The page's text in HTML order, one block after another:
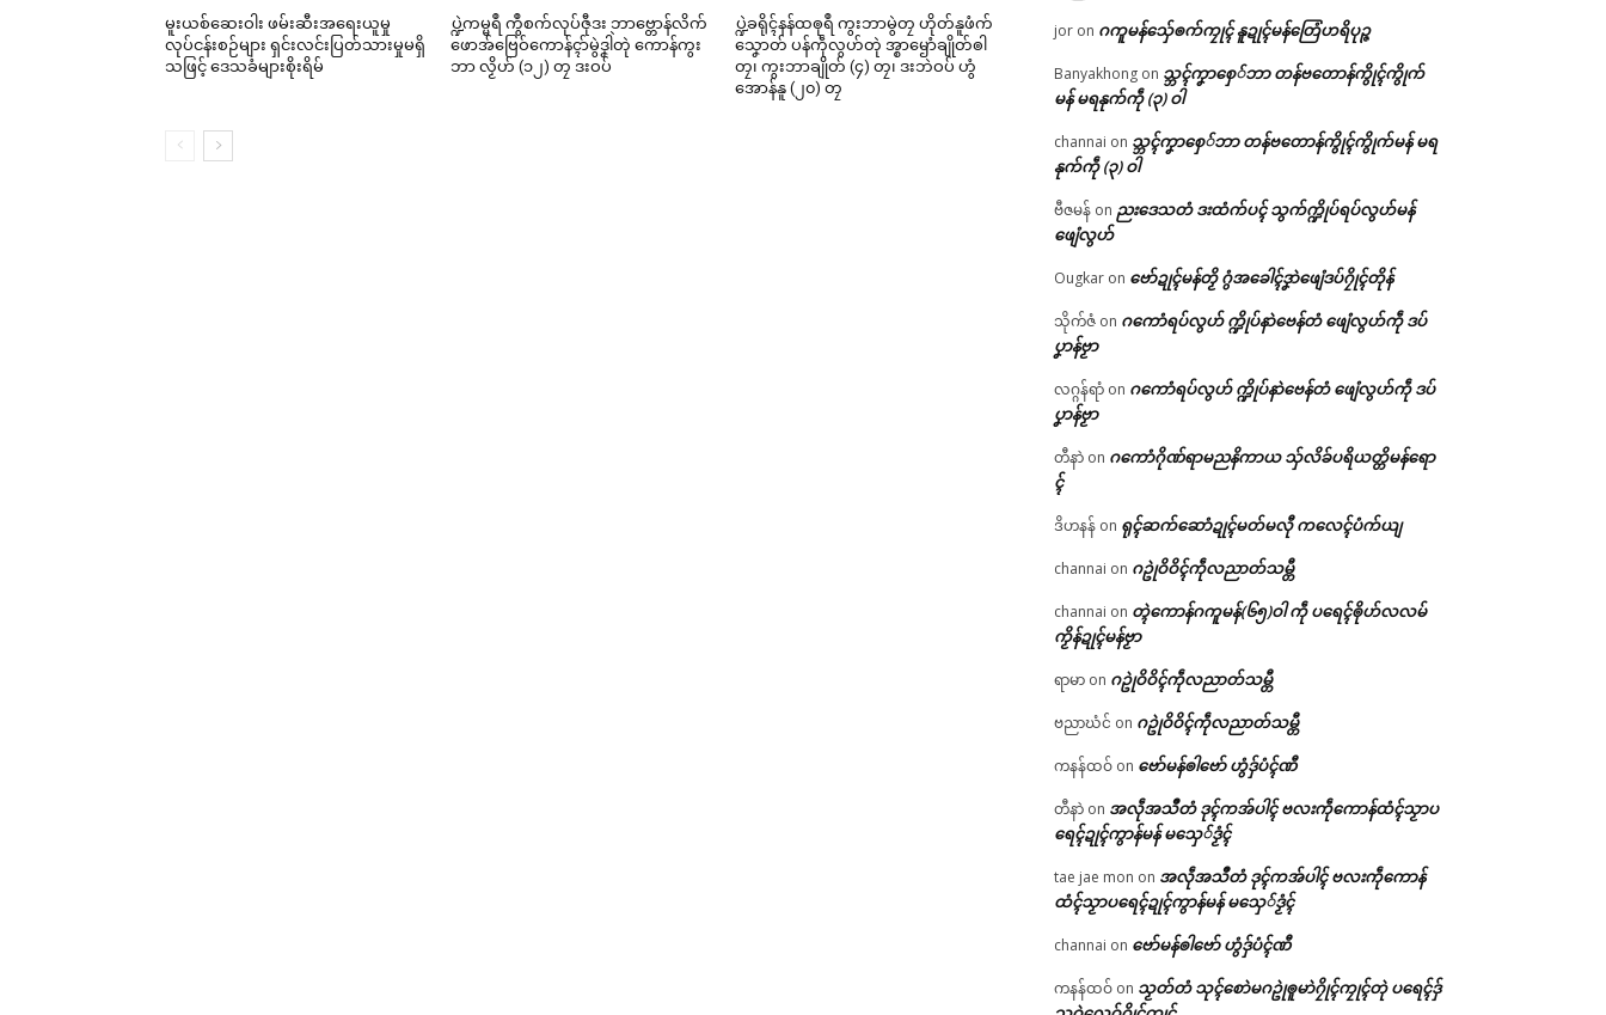
မူးယစ်ဆေးဝါး ဖမ်းဆီးအရေးယူမှု
လုပ်ငန်းစဉ်များ ရှင်းလင်းပြတ်သားမှုမရှိ
သဖြင့် ဒေသခံများစိုးရိမ်
ပ္ဍဲကမ္မရဳ ကွဳစက်လုပ်ဇီုဒး ဘာဗ္တောန်လိက်
ဖောအ်ဗြေဝ်ကောန်ၚာ်မွဲဒၞါဲတုဲ ကောန်ကွး
ဘာ လၟိဟ် (၁၂) တၠ ဒးဝပ်
ပ္ဍဲခရိုၚ်နန်ထၜုရဳ ကွးဘာမွဲတၠ ဟိုတ်နူဖံက်
သၞောတ် ပန်ကဵုလွဟ်တုဲ အ္စာၝောံချိုတ်ၜါ
တၠ၊ ကွးဘာချိုတ် (၄) တၠ၊ ဒးဘဲဝပ် ဟွံ
အောန်နူ (၂၀) တၠ
jor on ဂကူမန်​သှ်ေၜက်ကၠုၚ် နူဍုၚ်မန်တြေံဟရိပုဉ္ဇ
Banyakhong on သ္ဘၚ်ကၞာစှေ်ဘာ တန်ဗတောန်ကွိုၚ်ကွိုက်
မန် မရနုက်ကဵု (၃) ဝါ
channai on သ္ဘၚ်ကၞာစှေ်ဘာ တန်ဗတောန်ကွိုၚ်ကွိုက်မန် မရ
နုက်ကဵု (၃) ဝါ
ဗီဇမန် on ညးဒေသတံ ဒးထံက်ပၚ် သွက်က္ဍိုပ်ရပ်လွဟ်မန်
ဖျေံလွဟ်
Ougkar on ဗော်ဍုၚ်မန်တၟိ ဂွံအခေါၚ်ဒၞာဲဖျေံဒပ်ဂၠိုၚ်တိုန်
သိုက်ဇံ on ဂကောံရပ်လွဟ် က္ဍိုပ်နာဲဗေန်တံ ဖျေံလွဟ်ကဵု ဒပ်
ပၞာန်ဗၟာ
လဂ္ဂန်ရာံ on ဂကောံရပ်လွဟ် က္ဍိုပ်နာဲဗေန်တံ ဖျေံလွဟ်ကဵု ဒပ်
ပၞာန်ဗၟာ
တီနာဲ on ဂကောံဂိုဏ်ရာမညနိကာယ သှ်လိခ်ပရိယတ္တိမန်ရော
ၚ်
ဒိဟနန် on ရုၚ်ဆက်ဆောံဍုၚ်မတ်မလီု ကလေၚ်ပံက်ယျ
channai on ဂဥုဲဝိဝိၚ်ကဵုလညာတ်သမ္တီ
channai on တ္ၚဲကောန်ဂကူမန်(၆၅)ဝါ ကဵု ပရေၚ်ၜိုဟ်လလမ်
ကၟိန်ဍုၚ်မန်ဗၟာ
ရာမာ on ဂဥုဲဝိဝိၚ်ကဵုလညာတ်သမ္တီ
ဗညာဃံင် on ဂဥုဲဝိဝိၚ်ကဵုလညာတ်သမ္တီ
ကနန်ထဝ် on ဗော်မန်ၜါဗော် ဟွံဒှ်ပံၚ်ဏီ
တီနာဲ on အလဵုအသဳတံ ဒုၚ်ကအ်ပါၚ် ဗလးကဵုကောန်ထံၚ်သၟာပ
ရေၚ်ဍုၚ်ကွာန်မန် မသှေ်ဒၟံၚ်
tae jae mon on အလဵုအသဳတံ ဒုၚ်ကအ်ပါၚ် ဗလးကဵုကောန်
ထံၚ်သၟာပရေၚ်ဍုၚ်ကွာန်မန် မသှေ်ဒၟံၚ်
channai on ဗော်မန်ၜါဗော် ဟွံဒှ်ပံၚ်ဏီ
ကနန်ထဝ် on သၟတ်တံ သုၚ်စောဲမဂဥုဲၜူမာဲဂၠိုၚ်ကၠုၚ်တုဲ ပရေၚ်ဒှ်